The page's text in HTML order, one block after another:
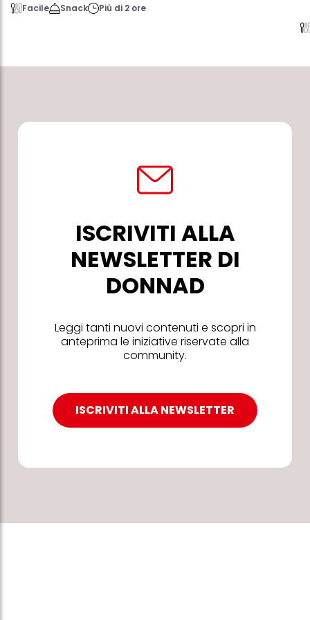
Facile Snack Più di 2 ore
ISCRIVITI ALLA
NEWSLETTER DI
DONNAD
Leggi tanti nuovi contenuti e scopri in
anteprima le iniziative riservate alla
community.
ISCRIVITI ALLA NEWSLETTER